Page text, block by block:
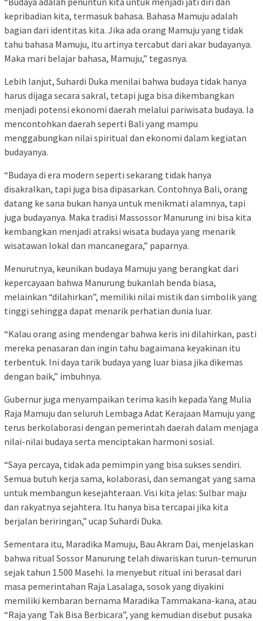
kepribadian kita, termasuk bahasa. Bahasa Mamuju adalah
bagian dari identitas kita. Jika ada orang Mamuju yang tidak
tahu bahasa Mamuju, itu artinya tercabut dari akar budayanya.
Maka mari belajar bahasa, Mamuju,” tegasnya.
Lebih lanjut, Suhardi Duka menilai bahwa budaya tidak hanya
harus dijaga secara sakral, tetapi juga bisa dikembangkan
menjadi potensi ekonomi daerah melalui pariwisata budaya. Ia
mencontohkan daerah seperti Bali yang mampu
menggabungkan nilai spiritual dan ekonomi dalam kegiatan
budayanya.
“Budaya di era modern seperti sekarang tidak hanya
disakralkan, tapi juga bisa dipasarkan. Contohnya Bali, orang
datang ke sana bukan hanya untuk menikmati alamnya, tapi
juga budayanya. Maka tradisi Massossor Manurung ini bisa kita
kembangkan menjadi atraksi wisata budaya yang menarik
wisatawan lokal dan mancanegara,” paparnya.
Menurutnya, keunikan budaya Mamuju yang berangkat dari
kepercayaan bahwa Manurung bukanlah benda biasa,
melainkan “dilahirkan”, memiliki nilai mistik dan simbolik yang
tinggi sehingga dapat menarik perhatian dunia luar.
“Kalau orang asing mendengar bahwa keris ini dilahirkan, pasti
mereka penasaran dan ingin tahu bagaimana keyakinan itu
terbentuk. Ini daya tarik budaya yang luar biasa jika dikemas
dengan baik,” imbuhnya.
Gubernur juga menyampaikan terima kasih kepada Yang Mulia
Raja Mamuju dan seluruh Lembaga Adat Kerajaan Mamuju yang
terus berkolaborasi dengan pemerintah daerah dalam menjaga
nilai-nilai budaya serta menciptakan harmoni sosial.
“Saya percaya, tidak ada pemimpin yang bisa sukses sendiri.
Semua butuh kerja sama, kolaborasi, dan semangat yang sama
untuk membangun kesejahteraan. Visi kita jelas: Sulbar maju
dan rakyatnya sejahtera. Itu hanya bisa tercapai jika kita
berjalan beriringan,” ucap Suhardi Duka.
Sementara itu, Maradika Mamuju, Bau Akram Dai, menjelaskan
bahwa ritual Sossor Manurung telah diwariskan turun-temurun
sejak tahun 1.500 Masehi. Ia menyebut ritual ini berasal dari
masa pemerintahan Raja Lasalaga, sosok yang diyakini
memiliki kembaran bernama Maradika Tammakana-kana, atau
“Raja yang Tak Bisa Berbicara”, yang kemudian disebut pusaka